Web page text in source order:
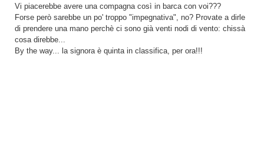
Vi piacerebbe avere una compagna così in barca con voi???
Forse però sarebbe un po' troppo "impegnativa", no? Provate a dirle
di prendere una mano perchè ci sono già venti nodi di vento: chissà
cosa direbbe...
By the way... la signora è quinta in classifica, per ora!!!